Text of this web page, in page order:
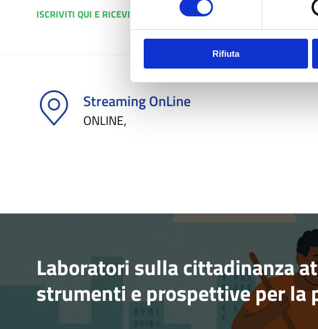
Rifiuta
ISCRIVITI QUI E RICEVI IL LINK DI COLLEGAMENTO
Streaming OnLine
ONLINE,
Laboratori sulla cittadinanza
strumenti e prospettive per la